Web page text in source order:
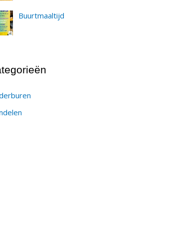
Buurtmaaltijd